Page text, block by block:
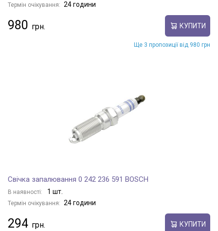
Термін очікування: 24 години
980 КУПИТИ
Ще 3 пропозиції від 980 грн
Свічка запалювання 0 242 236 591 BOSCH
В наявності: 1 шт.
Термін очікування: 24 години
294 КУПИТИ